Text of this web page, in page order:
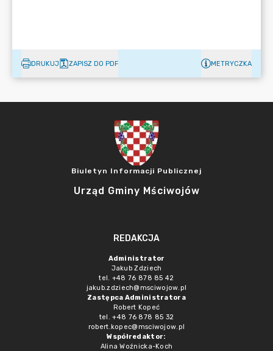
DRUKUJ ZAPISZ DO PDF METRYCZKA
Biuletyn Informacji Publicznej
Urząd Gminy Mściwojów
REDAKCJA
Administrator
Jakub Zdziech
tel. +48 76 878 85 42
jakub.zdziech@msciwojow.pl
Zastępca Administratora
Robert Kopeć
tel. +48 76 878 85 32
robert.kopec@msciwojow.pl
Współredaktor:
Alina Woźnicka-Koch